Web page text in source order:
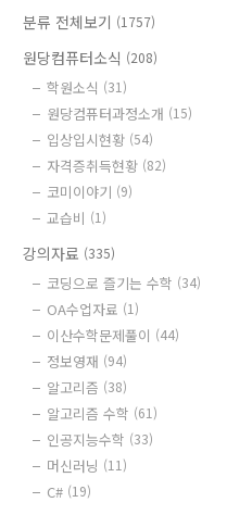
분류 전체보기 (1757)
원당컴퓨터소식 (208)
학원소식 (31)
원당컴퓨터과정소개 (15)
입상입시현황 (54)
자격증취득현황 (82)
코미이야기 (9)
교습비 (1)
강의자료 (335)
코딩으로 즐기는 수학 (34)
OA수업자료 (1)
이산수학문제풀이 (44)
정보영재 (94)
알고리즘 (38)
알고리즘 수학 (61)
인공지능수학 (33)
머신러닝 (11)
C# (19)